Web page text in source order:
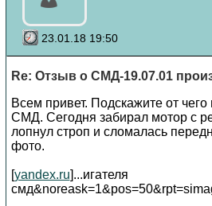
23.01.18 19:50
Re: Отзыв о СМД-19.07.01
Всем привет. Подскажите от
СМД. Сегодня забирал мотор с
лопнул строп и сломалась
фото.
[yandex.ru]...игателя